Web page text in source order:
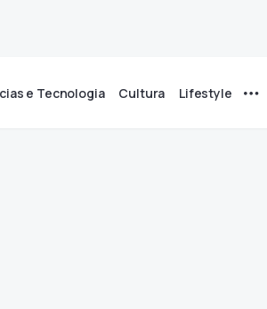
e Tecnologia Cultura Lifestyle